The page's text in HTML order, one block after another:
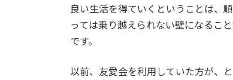
良い生活を得ていくということは、
っては乗り越えられない壁になるこ
です。
以前、友愛会を利用していた方が、